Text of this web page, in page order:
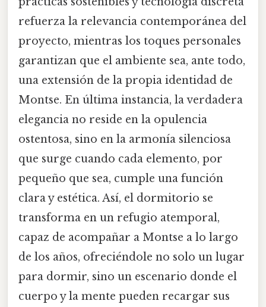
refuerza la relevancia contemporánea del
proyecto, mientras los toques personales
garantizan que el ambiente sea, ante todo,
una extensión de la propia identidad de
Montse. En última instancia, la verdadera
elegancia no reside en la opulencia
ostentosa, sino en la armonía silenciosa
que surge cuando cada elemento, por
pequeño que sea, cumple una función
clara y estética. Así, el dormitorio se
transforma en un refugio atemporal,
capaz de acompañar a Montse a lo largo
de los años, ofreciéndole no solo un lugar
para dormir, sino un escenario donde el
cuerpo y la mente pueden recargar sus